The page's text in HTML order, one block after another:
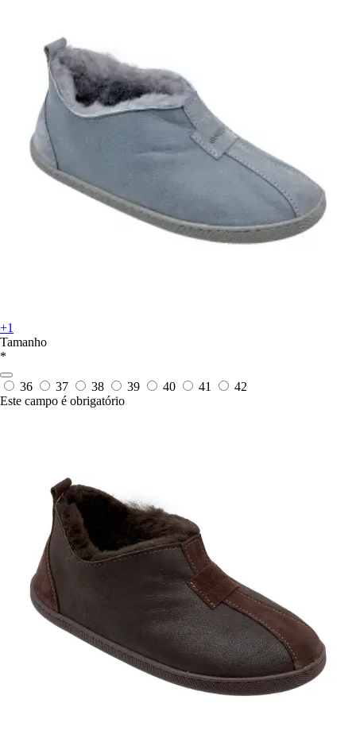
+1
Tamanho
*
36 37 38 39 40 41
42
Este campo é obrigatório